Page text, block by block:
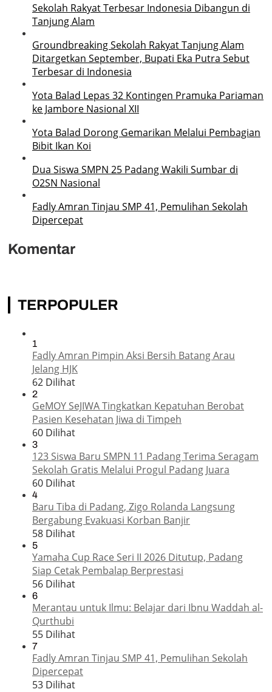
Sekolah Rakyat Terbesar Indonesia Dibangun di
Tanjung Alam
Groundbreaking Sekolah Rakyat Tanjung Alam
Ditargetkan September, Bupati Eka Putra Sebut
Terbesar di Indonesia
Yota Balad Lepas 32 Kontingen Pramuka Pariaman
ke Jambore Nasional XII
Yota Balad Dorong Gemarikan Melalui Pembagian
Bibit Ikan Koi
Dua Siswa SMPN 25 Padang Wakili Sumbar di
O2SN Nasional
Fadly Amran Tinjau SMP 41, Pemulihan Sekolah
Dipercepat
Komentar
TERPOPULER
1
Fadly Amran Pimpin Aksi Bersih Batang Arau
Jelang HJK
62 Dilihat
2
GeMOY SeJIWA Tingkatkan Kepatuhan Berobat
Pasien Kesehatan Jiwa di Timpeh
60 Dilihat
3
123 Siswa Baru SMPN 11 Padang Terima Seragam
Sekolah Gratis Melalui Progul Padang Juara
60 Dilihat
4
Baru Tiba di Padang, Zigo Rolanda Langsung
Bergabung Evakuasi Korban Banjir
58 Dilihat
5
Yamaha Cup Race Seri II 2026 Ditutup, Padang
Siap Cetak Pembalap Berprestasi
56 Dilihat
6
Merantau untuk Ilmu: Belajar dari Ibnu Waddah al-
Qurthubi
55 Dilihat
7
Fadly Amran Tinjau SMP 41, Pemulihan Sekolah
Dipercepat
53 Dilihat